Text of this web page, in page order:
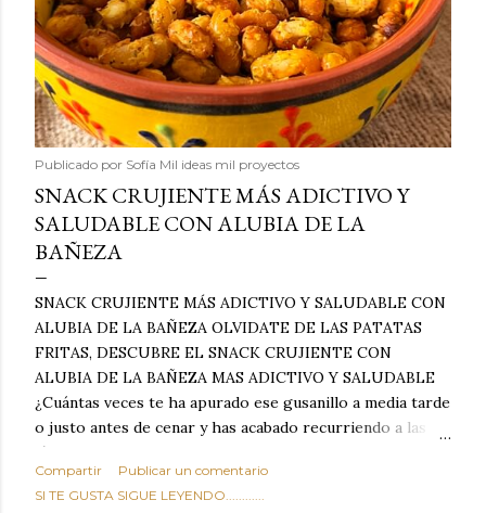
Publicado por Sofía Mil ideas mil proyectos
SNACK CRUJIENTE MÁS ADICTIVO Y
SALUDABLE CON ALUBIA DE LA
BAÑEZA
SNACK CRUJIENTE MÁS ADICTIVO Y SALUDABLE CON
ALUBIA DE LA BAÑEZA OLVIDATE DE LAS PATATAS
FRITAS, DESCUBRE EL SNACK CRUJIENTE CON
ALUBIA DE LA BAÑEZA MAS ADICTIVO Y SALUDABLE
¿Cuántas veces te ha apurado ese gusanillo a media tarde
o justo antes de cenar y has acabado recurriendo a las
típicas patatas de bolsa, frutos secos fritos o snacks
ultraprocesados llenos de grasas saturadas y sodio?
Todos hemos estado ahí. Sin embargo, cuidarse no tiene
Compartir
Publicar un comentario
SI TE GUSTA SIGUE LEYENDO............